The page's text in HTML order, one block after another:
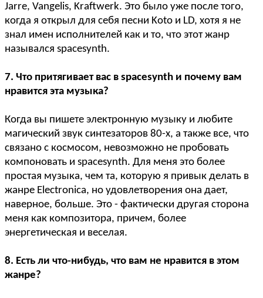
Jarre, Vangelis, Kraftwerk. Это было уже после того,
когда я открыл для себя песни Koto и LD, хотя я не
знал имен исполнителей как и то, что этот жанр
назывался spacesynth.
7. Что притягивает вас в spacesynth и почему вам
нравится эта музыка?
Когда вы пишете электронную музыку и любите
магический звук синтезаторов 80-х, а также все, что
связано с космосом, невозможно не пробовать
компоновать и spacesynth. Для меня это более
простая музыка, чем та, которую я привык делать в
жанре Electronica, но удовлетворения она дает,
наверное, больше. Это - фактически другая сторона
меня как композитора, причем, более
энергетическая и веселая.
8. Есть ли что-нибудь, что вам не нравится в этом
жанре?